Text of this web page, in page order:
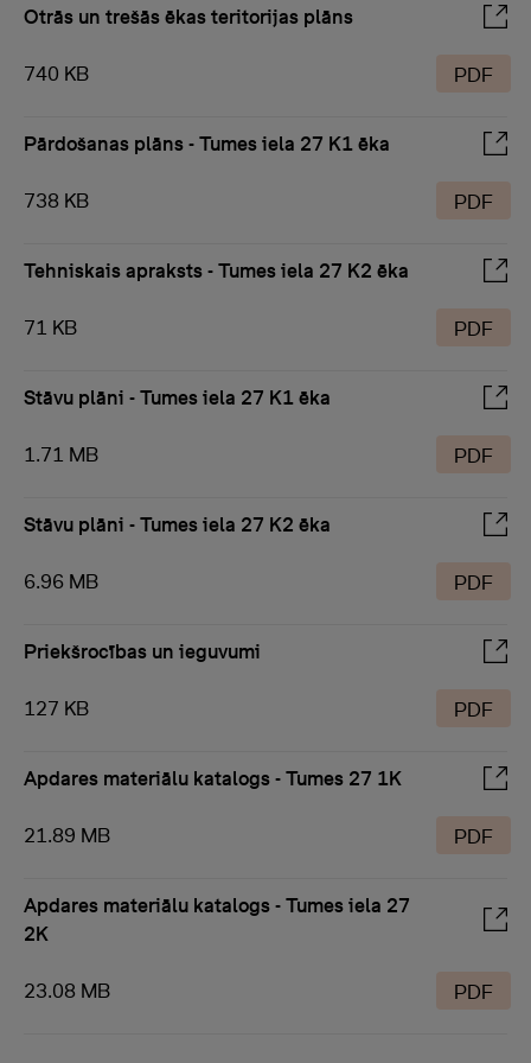
Otrās un trešās ēkas teritorijas plāns
740 KB PDF
Pārdošanas plāns - Tumes iela 27 K1 ēka
738 KB PDF
Tehniskais apraksts - Tumes iela 27 K2 ēka
71 KB PDF
Stāvu plāni - Tumes iela 27 K1 ēka
1.71 MB PDF
Stāvu plāni - Tumes iela 27 K2 ēka
6.96 MB PDF
Priekšrocības un ieguvumi
127 KB PDF
Apdares materiālu katalogs - Tumes 27 1K
21.89 MB PDF
Apdares materiālu katalogs - Tumes iela 27
2K
23.08 MB PDF